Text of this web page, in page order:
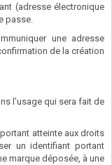
(adresse électronique
passe.
une adresse
de la création
l’usage qui sera fait de
atteinte aux droits
un identifiant portant
marque déposée, à une